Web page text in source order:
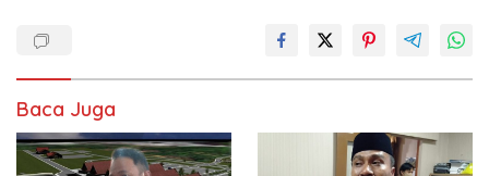
Baca Juga